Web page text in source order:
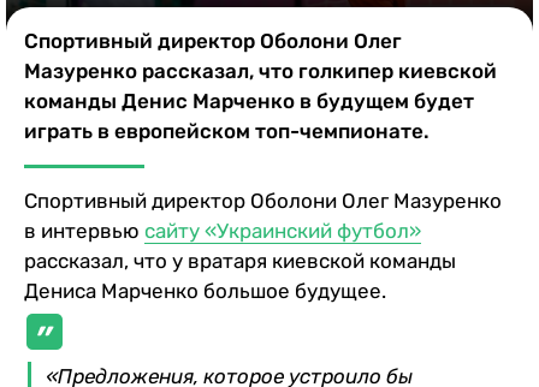
Cпортивный директор Оболони Олег
Мазуренко рассказал, что голкипер киевской
команды Денис Марченко в будущем будет
играть в европейском топ-чемпионате.
Cпортивный директор Оболони Олег Мазуренко
в интервью сайту «Украинский футбол»
рассказал, что у вратаря киевской команды
Дениса Марченко большое будущее.
«Предложения, которое устроило бы